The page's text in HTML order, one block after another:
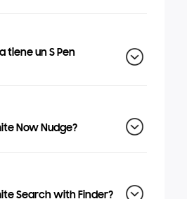
tiene un S Pen
Now Nudge?
Search with Finder?